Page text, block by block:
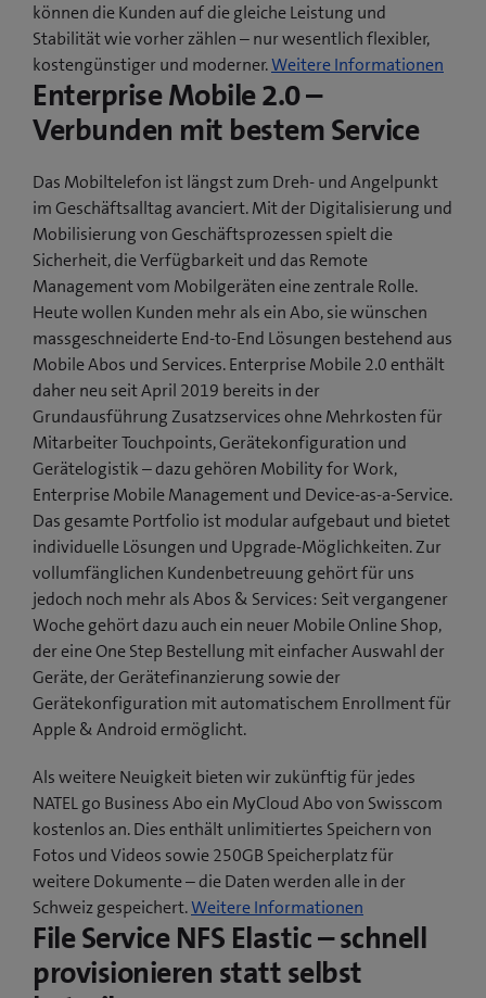
e
r
)
können die Kunden auf die gleiche Leistung und
Stabilität wie vorher zählen – nur wesentlich flexibler,
kostengünstiger und moderner.Weitere Informationen
t
e
u
n
s
r
Enterprise Mobile 2.0 –
Verbunden mit bestem Service
Das Mobiltelefon ist längst zum Dreh- und Angelpunkt
im Geschäftsalltag avanciert. Mit der Digitalisierung und
Mobilisierung von Geschäftsprozessen spielt die
Sicherheit, die Verfügbarkeit und das Remote
Management vom Mobilgeräten eine zentrale Rolle.
Heute wollen Kunden mehr als ein Abo, sie wünschen
massgeschneiderte End-to-End Lösungen bestehend aus
Mobile Abos und Services. Enterprise Mobile 2.0 enthält
daher neu seit April 2019 bereits in der
Grundausführung Zusatzservices ohne Mehrkosten für
Mitarbeiter Touchpoints, Gerätekonfiguration und
Gerätelogistik – dazu gehören Mobility for Work,
Enterprise Mobile Management und Device-as-a-Service.
Das gesamte Portfolio ist modular aufgebaut und bietet
individuelle Lösungen und Upgrade-Möglichkeiten. Zur
vollumfänglichen Kundenbetreuung gehört für uns
jedoch noch mehr als Abos & Services: Seit vergangener
Woche gehört dazu auch ein neuer Mobile Online Shop,
der eine One Step Bestellung mit einfacher Auswahl der
Geräte, der Gerätefinanzierung sowie der
Gerätekonfiguration mit automatischem Enrollment für
Apple & Android ermöglicht.
Als weitere Neuigkeit bieten wir zukünftig für jedes
NATEL go Business Abo ein MyCloud Abo von Swisscom
kostenlos an. Dies enthält unlimitiertes Speichern von
Fotos und Videos sowie 250GB Speicherplatz für
weitere Dokumente – die Daten werden alle in der
Schweiz gespeichert.Weitere Informationen
File Service NFS Elastic – schnell
provisionieren statt selbst